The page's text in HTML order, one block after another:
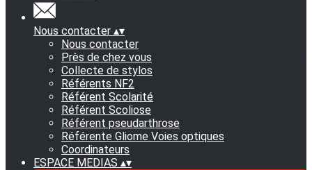
Nous contacter ▴▾
Nous contacter
Près de chez vous
Collecte de stylos
Référents NF2
Référent Scolarité
Référent Scoliose
Référent pseudarthrose
Référente Gliome Voies optiques
Coordinateurs
ESPACE MEDIAS ▴▾